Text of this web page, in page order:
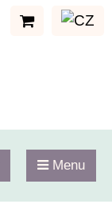
Menu